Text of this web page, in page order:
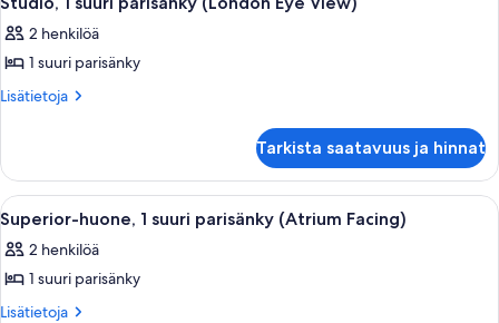
kuvat
View)
kaikki
huonetyypin
Studio,
1
(London
Eye
View)
kuvat
2 henkilöä
1 suuri parisänky
Lisätietoja
Lisätietoja
suuri
parisänky
(London
Eye
View)
Tarkista saatavuus ja hinnat
Avaa
kaikki
huonetyypin
Superior-
huone,
Hotellihuone, jossa on sänky,
5
Superior-huone, 1 suuri parisänky (Atrium Facing)
2 henkilöä
1 suuri parisänky
Lisätietoja
Lisätietoja